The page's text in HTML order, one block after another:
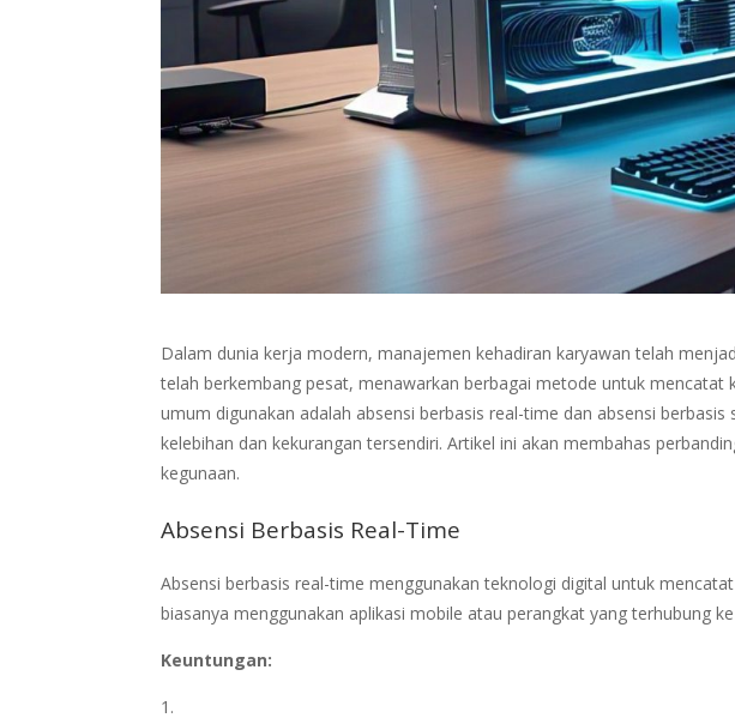
Dalam dunia kerja modern, manajemen kehadiran karyawan telah
telah berkembang pesat, menawarkan berbagai metode untuk mencatat
umum digunakan adalah absensi berbasis real-time dan absensi
kelebihan dan kekurangan tersendiri. Artikel ini akan membahas
kegunaan.
Absensi Berbasis Real-Time
Absensi berbasis real-time menggunakan teknologi digital untuk
biasanya menggunakan aplikasi mobile atau perangkat yang terhubung
Keuntungan: